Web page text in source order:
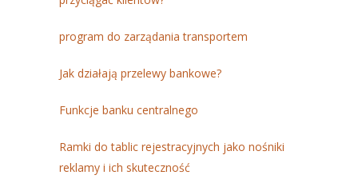
program do zarządania transportem
Jak działają przelewy bankowe?
Funkcje banku centralnego
Ramki do tablic rejestracyjnych jako nośniki
reklamy i ich skuteczność